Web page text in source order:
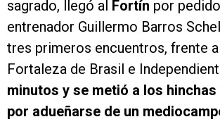
sagrado, llegó al Fortín por
entrenador Guillermo Barros
tres primeros encuentros, frente
Fortaleza de Brasil e
minutos y se metió a los
por adueñarse de un